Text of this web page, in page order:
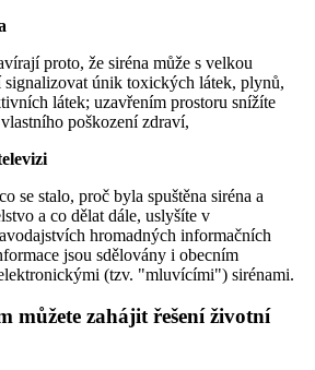
proto, že siréna může s velkou
signalizovat únik toxických látek, plynů,
látek; uzavřením prostoru snížíte
poškození zdraví,
se stalo, proč byla spuštěna siréna a
a co dělat dále, uslyšíte v
hromadných informačních
jsou sdělovány i obecním
(tzv. "mluvícími") sirénami.
můžete zahájit řešení životní